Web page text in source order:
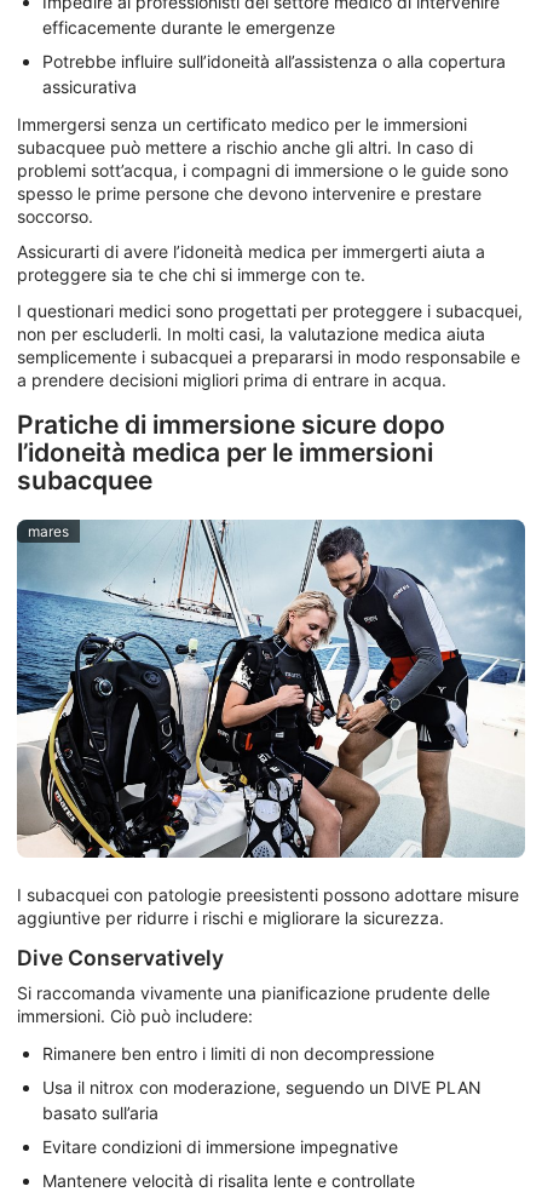
efficacemente durante le emergenze
Potrebbe influire sull’idoneità all’assistenza o alla copertura
assicurativa
Immergersi senza un certificato medico per le immersioni
subacquee può mettere a rischio anche gli altri. In caso di
problemi sott’acqua, i compagni di immersione o le guide sono
spesso le prime persone che devono intervenire e prestare
soccorso.
Assicurarti di avere l’idoneità medica per immergerti aiuta a
proteggere sia te che chi si immerge con te.
I questionari medici sono progettati per proteggere i subacquei,
non per escluderli. In molti casi, la valutazione medica aiuta
semplicemente i subacquei a prepararsi in modo responsabile e
a prendere decisioni migliori prima di entrare in acqua.
Pratiche di immersione sicure dopo
l’idoneità medica per le immersioni
subacquee
mares
I subacquei con patologie preesistenti possono adottare misure
aggiuntive per ridurre i rischi e migliorare la sicurezza.
Dive Conservatively
Si raccomanda vivamente una pianificazione prudente delle
immersioni. Ciò può includere:
Rimanere ben entro i limiti di non decompressione
Usa il nitrox con moderazione, seguendo un DIVE PLAN
basato sull’aria
Evitare condizioni di immersione impegnative
Mantenere velocità di risalita lente e controllate